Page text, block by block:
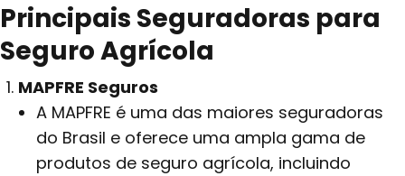
Principais Seguradoras para
Seguro Agrícola
MAPFRE Seguros
A MAPFRE é uma das maiores seguradoras
do Brasil e oferece uma ampla gama de
produtos de seguro agrícola, incluindo